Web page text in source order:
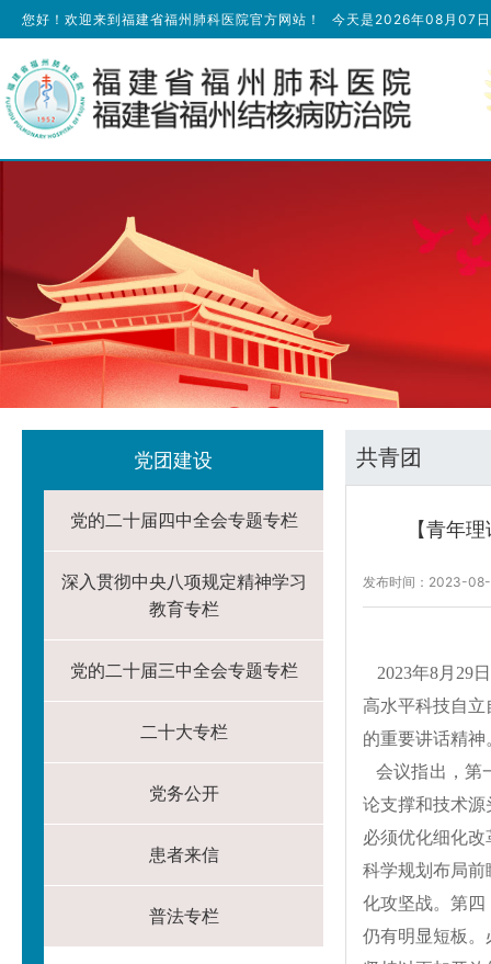
您好！欢迎来到福建省福州肺科医院官方网站！ 今天是 2026年08月07
党团建设
党的二十届四中全会专题专栏
深入贯彻中央八项规定精神学习
教育专栏
党的二十届三中全会专题专栏
二十大专栏
党务公开
患者来信
普法专栏
共青团
【青年
发布时间：2023-
2023年8月29
高水平科技自
的重要讲话精
会议指出，第
论支撑和技术
必须优化细化
科学规划布局
化攻坚战。第
仍有明显短板